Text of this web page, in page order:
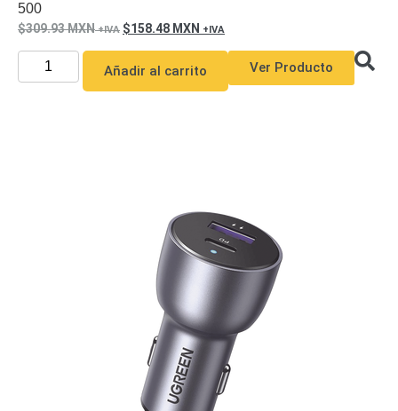
500
309.93MXN 158.48 MXN
Añadir al carrito Ver Producto